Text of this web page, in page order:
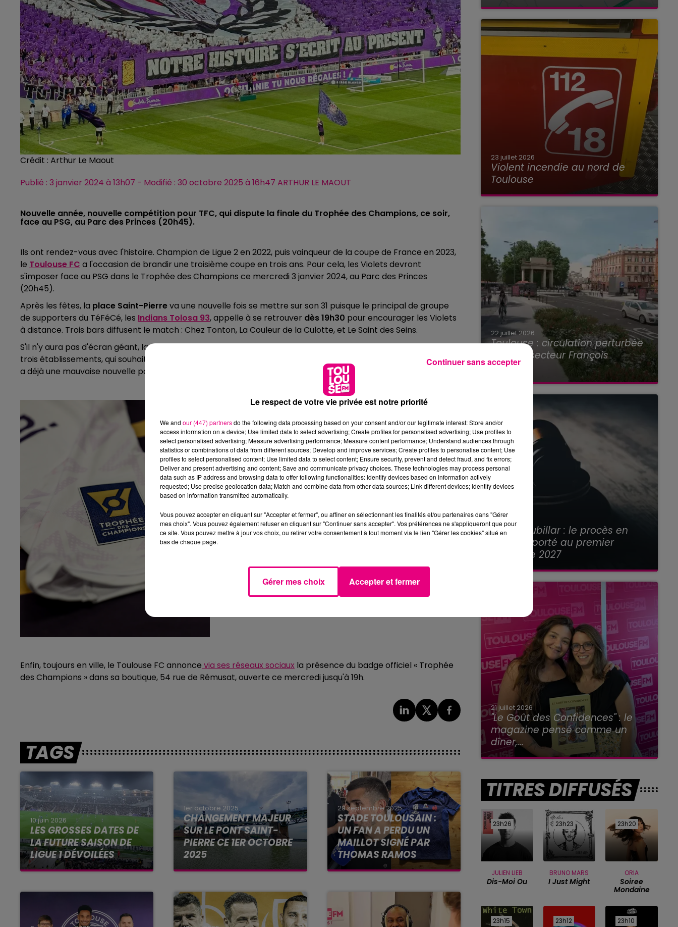
Crédit : Arthur Le Maout
Publié : 3 janvier 2024 à 13h07 - Modifié : 30 octobre 2025 à 16h47 ARTHUR LE MAOUT
Nouvelle année, nouvelle compétition pour TFC, qui dispute la finale du Trophée des Champions, ce soir,
face au PSG, au Parc des Princes (20h45).
Ils ont rendez-vous avec l'histoire. Champion de Ligue 2 en 2022, puis vainqueur de la coupe de France en 2023,
le Toulouse FC a l'occasion de brandir une troisième coupe en trois ans. Pour cela, les Violets devront
s'imposer face au PSG dans le Trophée des Champions ce mercredi 3 janvier 2024, au Parc des Princes
(20h45).
Après les fêtes, la place Saint-Pierreva une nouvelle fois se mettre sur son 31 puisque le principal de groupe
de supporters du TéFéCé, les Indians Tolosa 93, appelle à se retrouver dès 19h30 pour encourager les Violets
à distance. Trois bars diffusent le match : Chez Tonton, La Couleur de la Culotte, et Le Saint des Seins.
S'il n'y aura pas d'écran géant, la soirée s'annonce festive puisqu'un happy hour commun sera organisé par ces
trois établissements, qui souhaitent proposer le plus de places assises aux supporters toulousains. « Désolé, on
a déjà une mauvaise nouvelle pour votre Dry January », se targue
Chez Tonton.
Enfin, toujours en ville, le Toulouse FC annonce via ses réseaux sociaux la présence du badge officiel « Trophée
des Champions » dans sa boutique, 54 rue de Rémusat, ouverte ce mercredi jusqu'à 19h.
TAGS
10 juin 2026
LES GROSSES DATES DE
LA FUTURE SAISON DE
LIGUE 1 DÉVOILÉES
Parmi les grosses dates de
journée au Parc des Princes
en mai prochain.
1er octobre 2025
CHANGEMENT MAJEUR
SUR LE PONT SAINT-
PIERRE CE 1ER OCTOBRE
2025
Bonne nouvelle pour les
Le pont Saint-Pierre rouvre
à la circulation des voitures
et des engins motorisés ce
29 septembre 2025
STADE TOULOUSAIN :
UN FAN A PERDU UN
MAILLOT SIGNÉ PAR
THOMAS RAMOS
Un jeune supporter du Stade
perdu le maillot signé de
Thomas Ramos ...
23 juillet 2026
Violent incendie au nord de
Toulouse
22 juillet 2026
Toulouse : circulation perturbée
dans le secteur François
Verdier...
21 juillet 2026
Affaire Jubillar : le procès en
appel reporté au premier
semestre 2027
21 juillet 2026
"Le Goût des Confidences" : le
magazine pensé comme un
dîner,...
TITRES DIFFUSÉS
23h26
23h26
JULIEN LIEB
Dis-Moi Ou
23h23
23h23
BRUNO MARS
I Just Might
23h20
23h20
ORIA
Soiree
Mondaine
23h15
23h15 23h12
23h12 23h10
23h10
Le respect de votre vie privée est notre priorité
We and our (447) partnersdo the following data processing based on your consent and/or our legitimate interest: Store and/or
access information on a device; Use limited data to select advertising; Create profiles for personalised advertising; Use profiles to
select personalised advertising; Measure advertising performance; Measure content performance; Understand audiences through
statistics or combinations of data from different sources; Develop and improve services; Create profiles to personalise content; Use
profiles to select personalised content; Use limited data to select content; Ensure security, prevent and detect fraud, and fix errors;
Deliver and present advertising and content; Save and communicate privacy choices. These technologies may process personal
data such as IP address and browsing data to offer following functionalities: Identify devices based on information actively
requested; Use precise geolocation data; Match and combine data from other data sources; Link different devices; Identify devices
based on information transmitted automatically.
Vous pouvez accepter en cliquant sur "Accepter et fermer", ou affiner en sélectionnant les finalités et/ou partenaires dans "Gérer
mes choix". Vous pouvez également refuser en cliquant sur "Continuer sans accepter". Vos préférences ne s'appliqueront que pour
ce site. Vous pouvez mettre à jour vos choix, ou retirer votre consentement à tout moment via le lien "Gérer les cookies" situé en
bas de chaque page.
Gérer mes choix Accepter et fermer
Continuer sans accepter